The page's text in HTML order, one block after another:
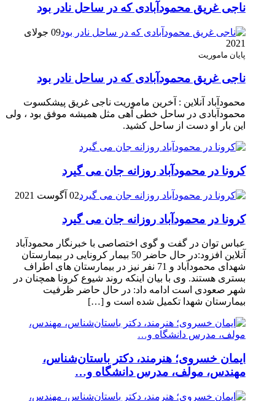
ناجی غریق محمودآبادی که در ساحل نادر بود
09 جولای
2021
پایان ماموریت
ناجی غریق محمودآبادی که در ساحل نادر بود
محمودآباد آنلاین : آخرین ماموریت ناجی غریق پیشکسوت
محمودآبادی در ساحل خطی آهی مثل همیشه موفق بود ، ولی
این بار او دست از ساحل کشید.
کرونا در محمودآباد روزانه جان می گیرد
02 آگوست 2021
کرونا در محمودآباد روزانه جان می گیرد
عباس توان در گفت و گوی اختصاصی با خبرنگار محمودآباد
آنلاین افزود:در حال حاضر 50 بیمار کرونایی در بیمارستان
شهدای محمودآباد و 71 نفر نیز در بیمارستان های اطراف
بستری هستند. وی با بیان اینکه روند شیوع کرونا همچنان در
شهر صعودی است ادامه داد: در حال حاضر ظرفیت
بیمارستان شهدا تکمیل شده است و […]
ایمان خسروی؛ هنرمند، دکتر باستان‌شناس،
مهندس، مولف، مدرس دانشگاه و…